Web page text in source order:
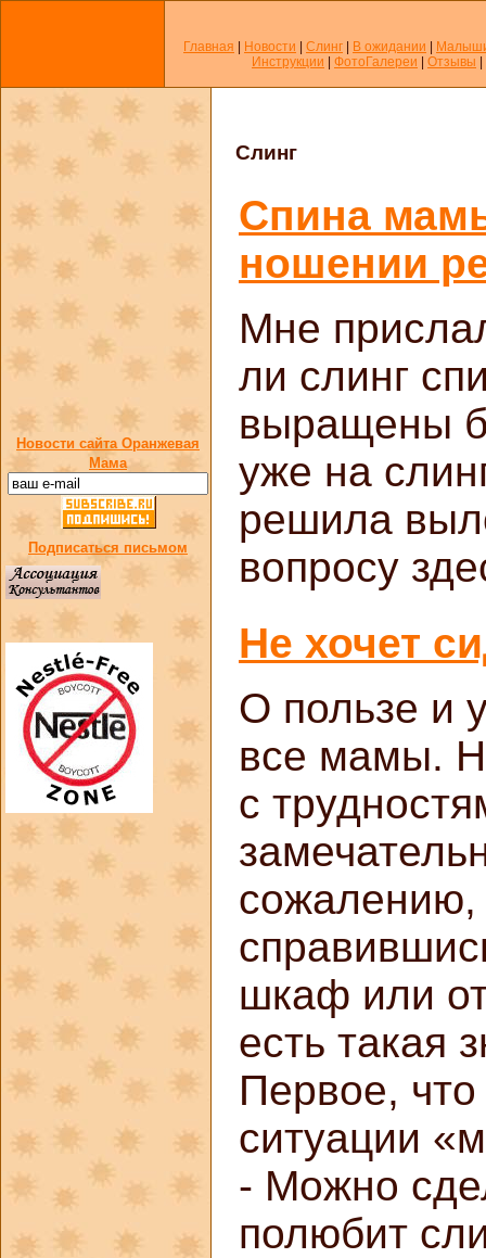
Главная Новости Слинг В ожидании
Инструкции
ФотоГалереи Отзывы
Новости сайта Оранжевая
Мама
Подписаться письмом
Слинг
Спина
ношении
Мне
ли слинг
выращены
уже на
решила
вопросу
Не хочет
О пользе и
все мамы.
с
сожалению,
шкаф или
есть такая
Первое, что
ситуации
- Можно
полюбит